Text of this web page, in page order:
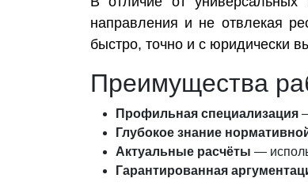
направления и не отвлекая
быстро, точно и с юридически
Преимущества
Профильная специализация
Глубокое знание
Актуальные расчёты —
Гарантированная